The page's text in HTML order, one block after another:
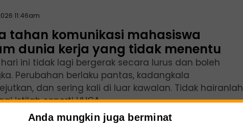
11:46am
tahan komunikasi mahasiswa
dunia kerja yang tidak menentu
ini tidak lagi bergerak secara lurus dan boleh
Perubahan berlaku pantas, kadangkala
dan sering kali di luar kawalan. Tidak hairanlah
istilah seperti VUCA,...
Anda mungkin juga berminat